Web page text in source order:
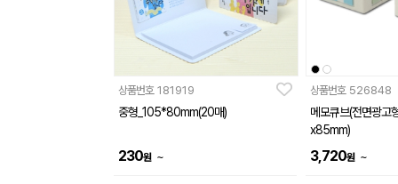
상품번호 181919
중형_105*80mm(20매)
230원 ~
상품번호 526848
메모큐브(전면광고
x85mm)
3,720원 ~